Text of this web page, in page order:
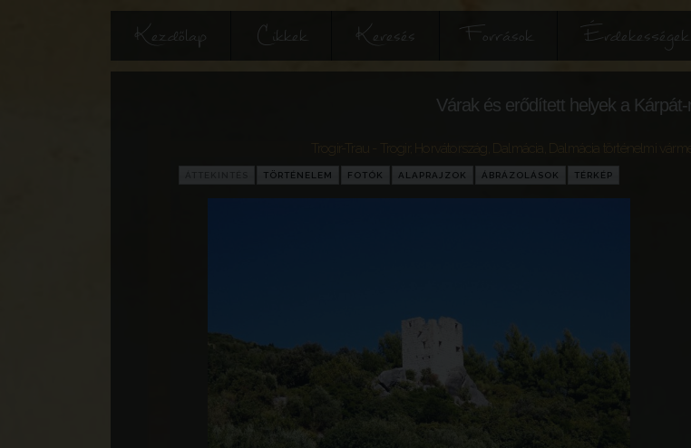
Kezdőlap Cikkek Keresés Források Érdekességek
Várak és erődített helyek a
Trogir-Trau - Trogir Horvátország Dalmácia Dalmácia történelmi
TÖRTÉNELEM FOTÓK ALAPRAJZOK ÁBRÁZOLÁSOK TÉRKÉP